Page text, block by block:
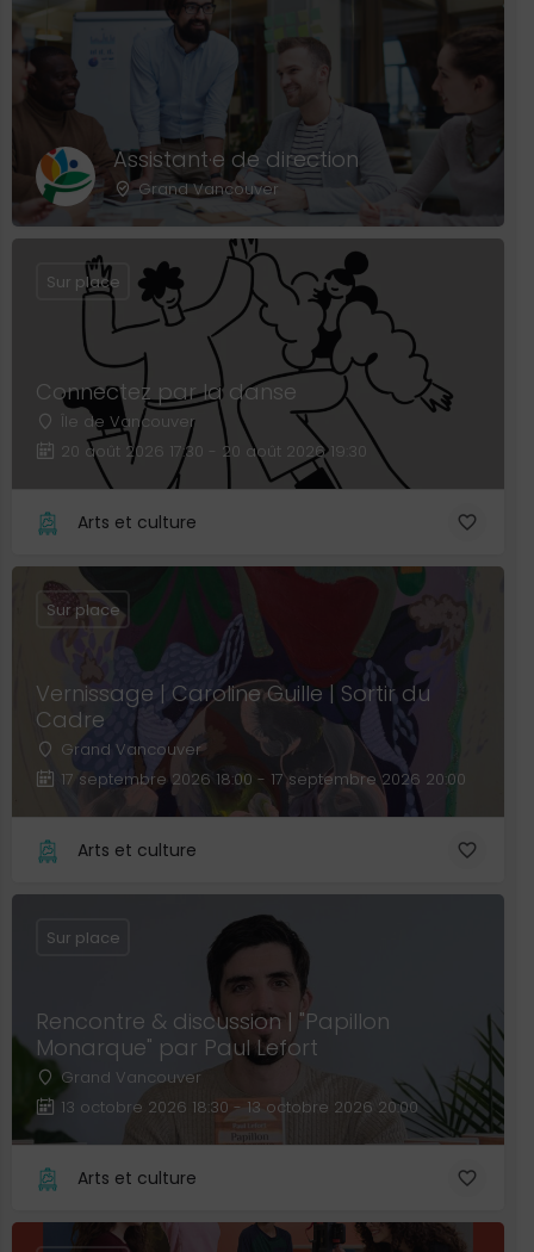
Assistant·e de direction
Grand Vancouver
Connectez par la danse
Île de Vancouver
20 août 2026 17:30 - 20 août 2026 19:30
Sur place
Arts et culture
Vernissage | Caroline Guille | Sortir du
Cadre
Grand Vancouver
17 septembre 2026 18:00 - 17 septembre 2026 20:00
Sur place
Arts et culture
Rencontre & discussion | "Papillon
Monarque" par Paul Lefort
Grand Vancouver
13 octobre 2026 18:30 - 13 octobre 2026 20:00
Sur place
Arts et culture